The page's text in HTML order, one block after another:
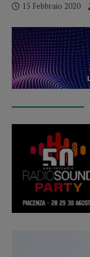
15 Febbraio 2020